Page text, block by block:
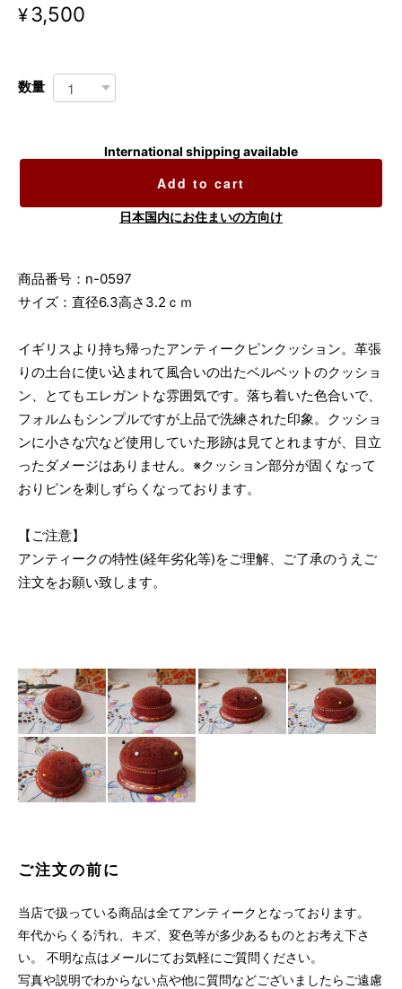
¥3,500
数量
International shipping available
Add to cart
日本国内にお住まいの方向け
商品番号：n-0597
サイズ：直径6.3高さ3.2ｃｍ
イギリスより持ち帰ったアンティークピンクッション。革張
りの土台に使い込まれて風合いの出たベルベットのクッショ
ン、とてもエレガントな雰囲気です。落ち着いた色合いで、
フォルムもシンプルですが上品で洗練された印象。クッショ
ンに小さな穴など使用していた形跡は見てとれますが、目立
ったダメージはありません。※クッション部分が固くなって
おりピンを刺しずらくなっております。
【ご注意】
アンティークの特性(経年劣化等)をご理解、ご了承のうえご
注文をお願い致します。
ご注文の前に
当店で扱っている商品は全てアンティークとなっております。
年代からくる汚れ、キズ、変色等が多少あるものとお考え下さ
い。 不明な点はメールにてお気軽にご質問ください。
写真や説明でわからない点や他に質問などございましたらご遠慮